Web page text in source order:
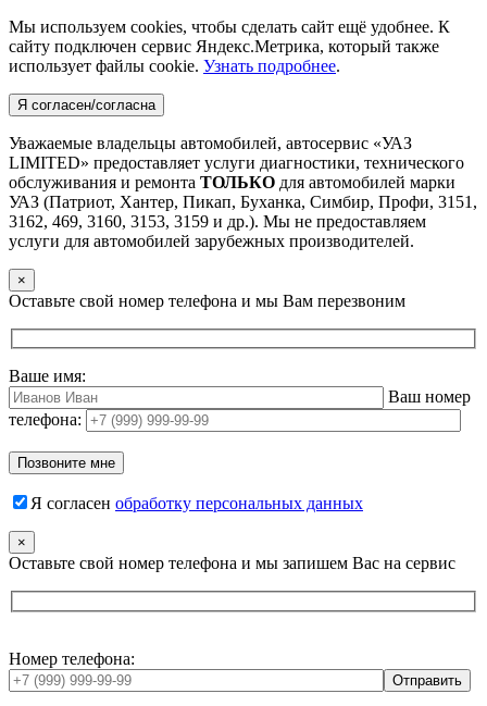
Мы используем cookies, чтобы сделать сайт ещё удобнее. К
сайту подключен сервис Яндекс.Метрика, который также
использует файлы cookie. Узнать подробнее.
Я согласен/согласна
Уважаемые владельцы автомобилей, автосервис «УАЗ
LIMITED» предоставляет услуги диагностики, технического
обслуживания и ремонта ТОЛЬКО для автомобилей марки
УАЗ (Патриот, Хантер, Пикап, Буханка, Симбир, Профи, 3151,
3162, 469, 3160, 3153, 3159 и др.). Мы не предоставляем
услуги для автомобилей зарубежных производителей.
×
Оставьте свой номер телефона и мы Вам перезвоним
Ваше имя:
Ваш номер
телефона:
Я согласен обработку персональных данных
×
Оставьте свой номер телефона и мы запишем Вас на сервис
Номер телефона: